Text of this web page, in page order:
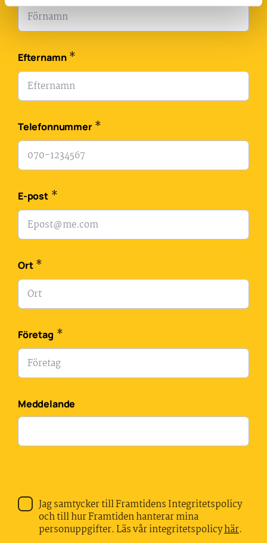
Efternamn *
Telefonnummer *
E-post *
Ort *
Företag *
Meddelande
Jag samtycker till Framtidens Integritetspolicy
och till hur Framtiden hanterar mina
personuppgifter. Läs vår integritetspolicyhär.